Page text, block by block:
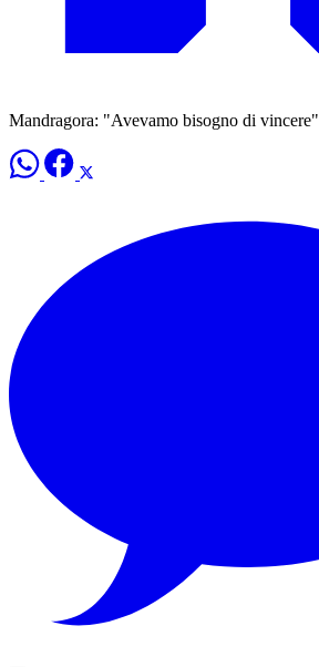
Mandragora: "Avevamo bisogno di vincere"